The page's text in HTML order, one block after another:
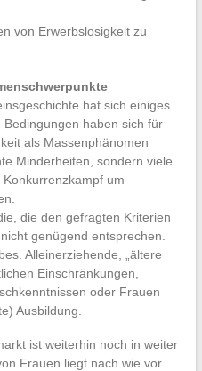
von Erwerbslosigkeit zu
hat sich einiges
haben sich für
als Massenphänomen
Minderheiten, sondern viele
um
die den gefragten Kriterien
genügend entsprechen.
Alleinerziehende, „ältere
Einschränkungen,
oder Frauen
Ausbildung.
ist weiterhin noch in weiter
Frauen liegt nach wie vor